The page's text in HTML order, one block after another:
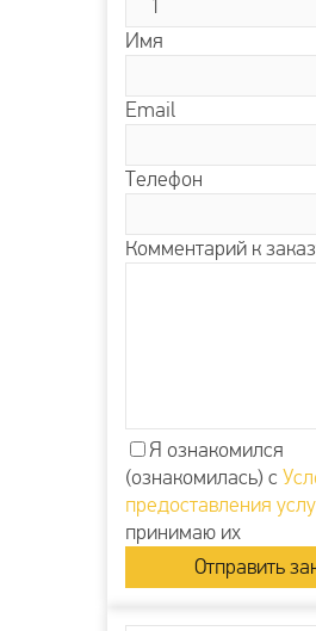
Имя
Email
Телефон
Комментарий к
Я ознакомился
(ознакомилась) с
предоставления
принимаю их